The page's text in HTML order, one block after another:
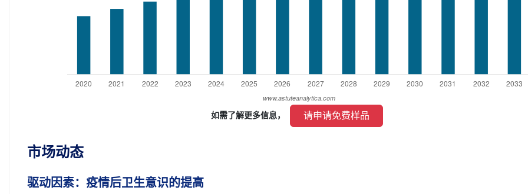
如需了解更多信息， 请申请免费样品
市场动态
驱动因素：疫情后卫生意识的提高